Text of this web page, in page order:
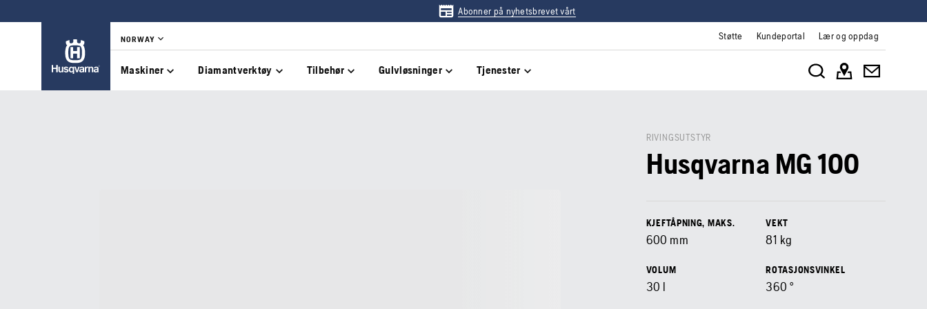
Abonner på nyhetsbrevet vårt
NORWAY Støtte Kundeportal Lær og oppdag
Maskiner Diamantverktøy Tilbehør Gulvløsninger Tjenester
RIVINGSUTSTYR
Husqvarna MG 100
KJEFTÅPNING, MAKS.
600 mm
VEKT
81 kg
VOLUM
30 l
ROTASJONSVINKEL
360 °